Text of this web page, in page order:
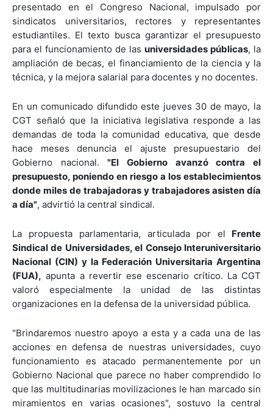
presentado en el Congreso Nacional, impulsado por
sindicatos universitarios, rectores y representantes
estudiantiles. El texto busca garantizar el presupuesto
para el funcionamiento de las universidades públicas, la
ampliación de becas, el financiamiento de la ciencia y la
técnica, y la mejora salarial para docentes y no docentes.
En un comunicado difundido este jueves 30 de mayo, la
CGT señaló que la iniciativa legislativa responde a las
demandas de toda la comunidad educativa, que desde
hace meses denuncia el ajuste presupuestario del
Gobierno nacional."El Gobierno avanzó contra el
presupuesto, poniendo en riesgo a los establecimientos
donde miles de trabajadoras y trabajadores asisten día
a día", advirtió la central sindical.
La propuesta parlamentaria, articulada por el Frente
Sindical de Universidades, el Consejo Interuniversitario
Nacional (CIN) y la Federación Universitaria Argentina
(FUA), apunta a revertir ese escenario crítico. La CGT
valoró especialmente la unidad de las distintas
organizaciones en la defensa de la universidad pública.
"Brindaremos nuestro apoyo a esta y a cada una de las
acciones en defensa de nuestras universidades, cuyo
funcionamiento es atacado permanentemente por un
Gobierno Nacional que parece no haber comprendido lo
que las multitudinarias movilizaciones le han marcado sin
miramientos en varias ocasiones", sostuvo la central